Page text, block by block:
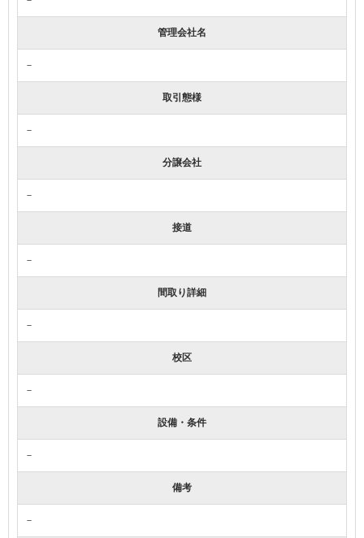
管理会社名
－
取引態様
－
分譲会社
－
接道
－
間取り詳細
－
校区
－
設備・条件
－
備考
－